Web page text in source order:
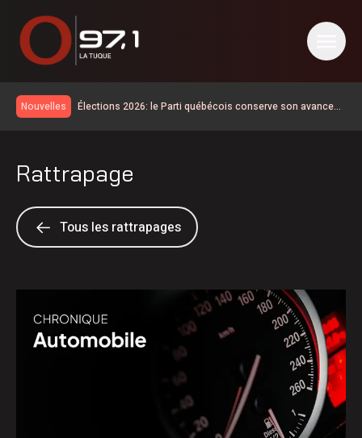
Nouvelles
Élections 2026: le Parti québécois conserve son avance
La situation revient tranquillement à la normale en Haute-
Mauricie
sécurité civile selon le MTQ
Disparition de Sébastien Maillette
Les cas de maladie de Lyme doublent sur un an en
La route 25 est ouverte jusqu’au km 60
Des débits très élevés pour la rivière Saint-Maurice
Rattrapage
Tous les rattrapages